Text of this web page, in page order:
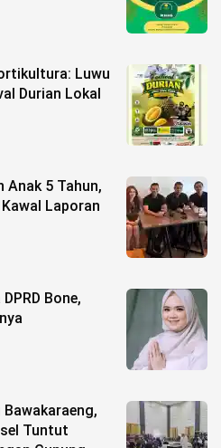
Luwu
Durian Lokal
Anak 5 Tahun,
Laporan
Bone,
Tuntut